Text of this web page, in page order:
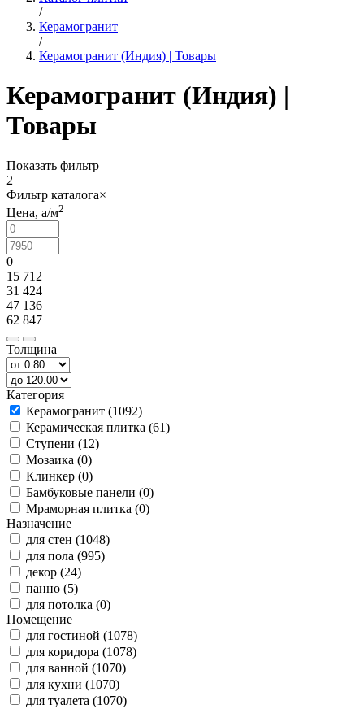
/
Керамогранит
/
Керамогранит (Индия) | Товары
Керамогранит (Индия) |
Товары
Показать фильтр
2
Фильтр каталога×
Цена, a/м2
0
15 712
31 424
47 136
62 847
Толщина
Категория
Керамогранит (1092)
Керамическая плитка (61)
Ступени (12)
Мозаика (0)
Клинкер (0)
Бамбуковые панели (0)
Мраморная плитка (0)
Назначение
для стен (1048)
для пола (995)
декор (24)
панно (5)
для потолка (0)
Помещение
для гостиной (1078)
для коридора (1078)
для ванной (1070)
для кухни (1070)
для туалета (1070)